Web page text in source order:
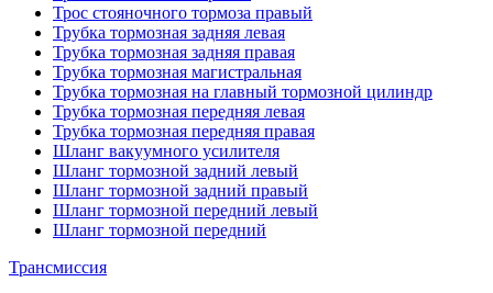
Трос стояночного тормоза правый
Трубка тормозная задняя левая
Трубка тормозная задняя правая
Трубка тормозная магистральная
Трубка тормозная на главный тормозной цилиндр
Трубка тормозная передняя левая
Трубка тормозная передняя правая
Шланг вакуумного усилителя
Шланг тормозной задний левый
Шланг тормозной задний правый
Шланг тормозной передний левый
Шланг тормозной передний
Трансмиссия